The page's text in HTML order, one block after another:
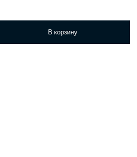
В корзину